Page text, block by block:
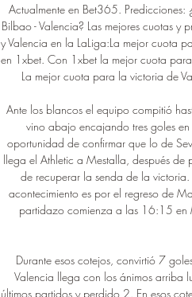
Actualmente en Bet365.
Bilbao - Valencia? Las mejores cuotas
y Valencia en la LaLiga:La mejor cuota
en 1xbet. Con 1xbet la mejor cuota
La mejor cuota para la victoria de
Ante los blancos el equipo compitió
vino abajo encajando tres goles
oportunidad de confirmar que lo de
llega el Athletic a Mestalla, después de
de recuperar la senda de la
acontecimiento es por el regreso de
partidazo comienza a las 16:15 en
Durante esos cotejos, convirtió 7
Valencia llega con los ánimos arriba
últimos partidos y perdido 2. En esos